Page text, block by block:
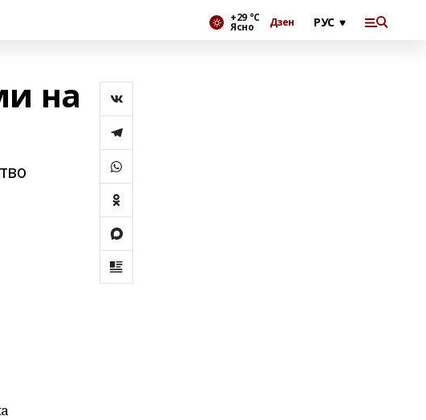
+29 °С
Ясно Дзен
на